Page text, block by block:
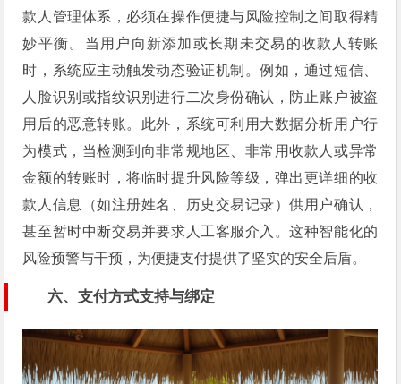
款人管理体系，必须在操作便捷与风险控制之间取得精
妙平衡。当用户向新添加或长期未交易的收款人转账
时，系统应主动触发动态验证机制。例如，通过短信、
人脸识别或指纹识别进行二次身份确认，防止账户被盗
用后的恶意转账。此外，系统可利用大数据分析用户行
为模式，当检测到向非常规地区、非常用收款人或异常
金额的转账时，将临时提升风险等级，弹出更详细的收
款人信息（如注册姓名、历史交易记录）供用户确认，
甚至暂时中断交易并要求人工客服介入。这种智能化的
风险预警与干预，为便捷支付提供了坚实的安全后盾。
六、支付方式支持与绑定